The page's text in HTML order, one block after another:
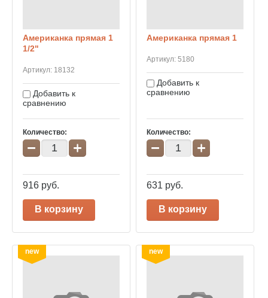
Американка прямая 1
1/2"
Артикул: 18132
Добавить к
сравнению
Количество:
− +
916 руб.
В корзину
Американка прямая 1
Артикул:5180
Добавить к
сравнению
Количество:
− +
631 руб.
В корзину
new new